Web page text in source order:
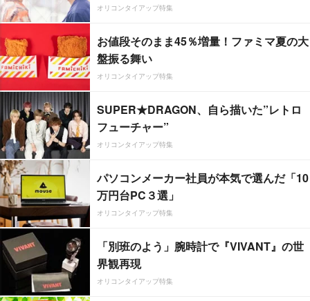
オリコンタイアップ特集
お値段そのまま45％増量！ファミマ夏の大
盤振る舞い
オリコンタイアップ特集
SUPER★DRAGON、自ら描いた”レトロ
フューチャー”
オリコンタイアップ特集
パソコンメーカー社員が本気で選んだ「10
万円台PC３選」
オリコンタイアップ特集
「別班のよう」腕時計で『VIVANT』の世
界観再現
オリコンタイアップ特集